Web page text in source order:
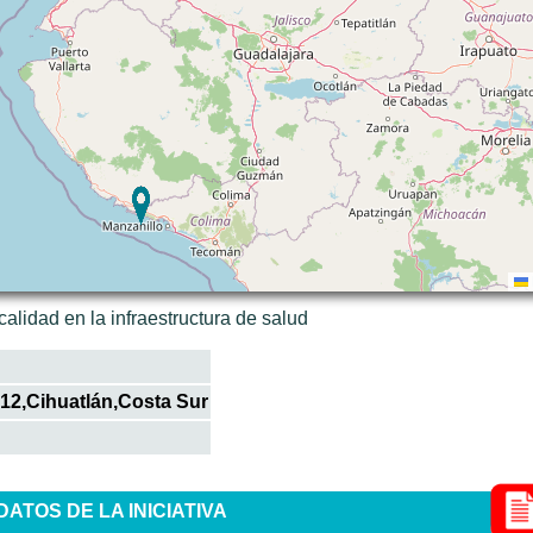
en la infraestructura de salud
Sur
DE LA INICIATIVA